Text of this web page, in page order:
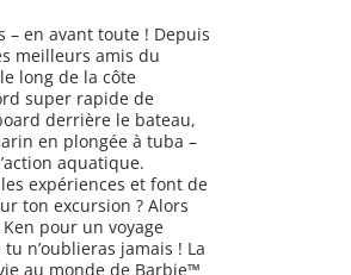
en avant toute ! Depuis
meilleurs amis du
long de la côte
super rapide de
derrière le bateau,
en plongée à tuba –
aquatique.
expériences et font de
ton excursion ? Alors
pour un voyage
n’oublieras jamais ! La
au monde de Barbie™